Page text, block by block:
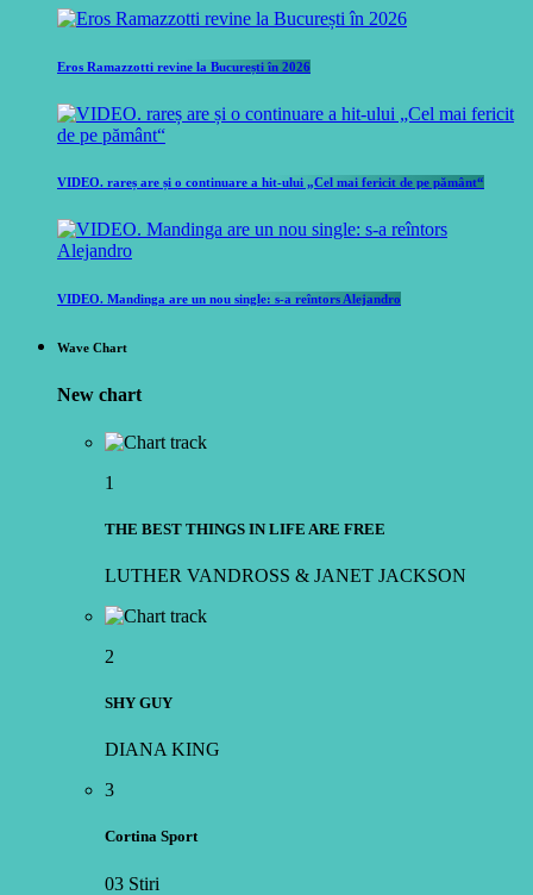
Eros Ramazzotti revine la București în 2026
VIDEO. rareș are și o continuare a hit-ului „Cel mai fericit de pe pământ“
VIDEO. Mandinga are un nou single: s-a reîntors Alejandro
Wave Chart
New chart
1
THE BEST THINGS IN LIFE ARE FREE
LUTHER VANDROSS & JANET JACKSON
2
SHY GUY
DIANA KING
3
Cortina Sport
03 Stiri